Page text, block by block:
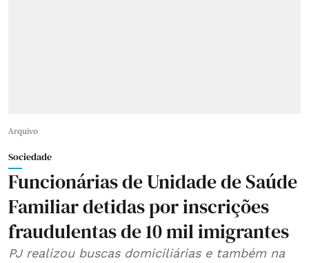
Arquivo
Sociedade
Funcionárias de Unidade de Saúde
Familiar detidas por inscrições
fraudulentas de 10 mil imigrantes
PJ realizou buscas domiciliárias e também na